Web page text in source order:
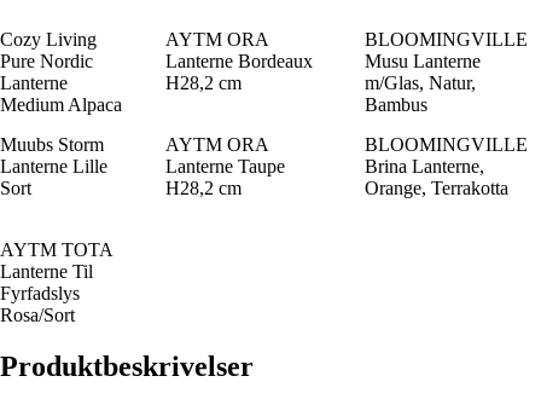
Cozy Living
Pure Nordic
Lanterne
Medium Alpaca
AYTM ORA
Lanterne Bordeaux
H28,2 cm
BLOOMINGVILLE
Musu Lanterne
m/Glas, Natur,
Bambus
Muubs Storm
Lanterne Lille
Sort
AYTM ORA
Lanterne Taupe
H28,2 cm
BLOOMINGVILLE
Brina Lanterne,
Orange, Terrakotta
AYTM TOTA
Lanterne Til
Fyrfadslys
Rosa/Sort
Produktbeskrivelser